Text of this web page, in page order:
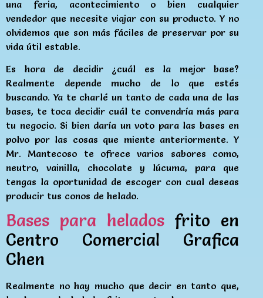
una feria, acontecimiento o bien cualquier
vendedor que necesite viajar con su producto. Y no
olvidemos que son más fáciles de preservar por su
vida útil estable.
Es hora de decidir ¿cuál es la mejor base?
Realmente depende mucho de lo que estés
buscando. Ya te charlé un tanto de cada una de las
bases, te toca decidir cuál te convendría más para
tu negocio. Si bien daría un voto para las bases en
polvo por las cosas que miente anteriormente. Y
Mr. Mantecoso te ofrece varios sabores como,
neutro, vainilla, chocolate y lúcuma, para que
tengas la oportunidad de escoger con cual deseas
producir tus conos de helado.
Bases para heladosfrito en
Centro Comercial Grafica
Chen
Realmente no hay mucho que decir en tanto que,